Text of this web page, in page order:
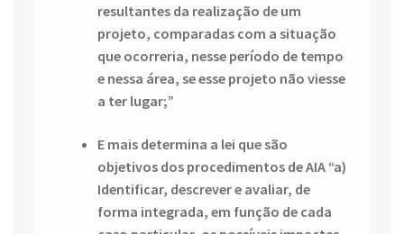
resultantes da realização de um
projeto, comparadas com a situação
que ocorreria, nesse período de tempo
e nessa área, se esse projeto não viesse
a ter lugar;”
E mais determina a lei que são
objetivos dos procedimentos de AIA “a)
Identificar, descrever e avaliar, de
forma integrada, em função de cada